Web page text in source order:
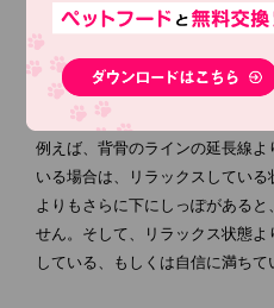
しっぽを下げている時
しっぽを下げている場合にも様
例えば、背骨のラインの延長線
いる場合は、リラックスしてい
よりもさらに下にしっぽがある
せん。そして、リラックス状態
している、もしくは自信に満ちて